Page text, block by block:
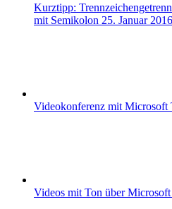
Kurztipp:
mit Semikolon 25. Januar 2016
Videokonferenz mit Microsoft
Videos mit Ton über Microsoft